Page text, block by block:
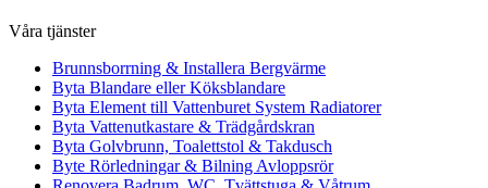
Våra tjänster
Brunnsborrning & Installera Bergvärme
Byta Blandare eller Köksblandare
Byta Element till Vattenburet System Radiatorer
Byta Vattenutkastare & Trädgårdskran
Byta Golvbrunn, Toalettstol & Takdusch
Byte Rörledningar & Bilning Avloppsrör